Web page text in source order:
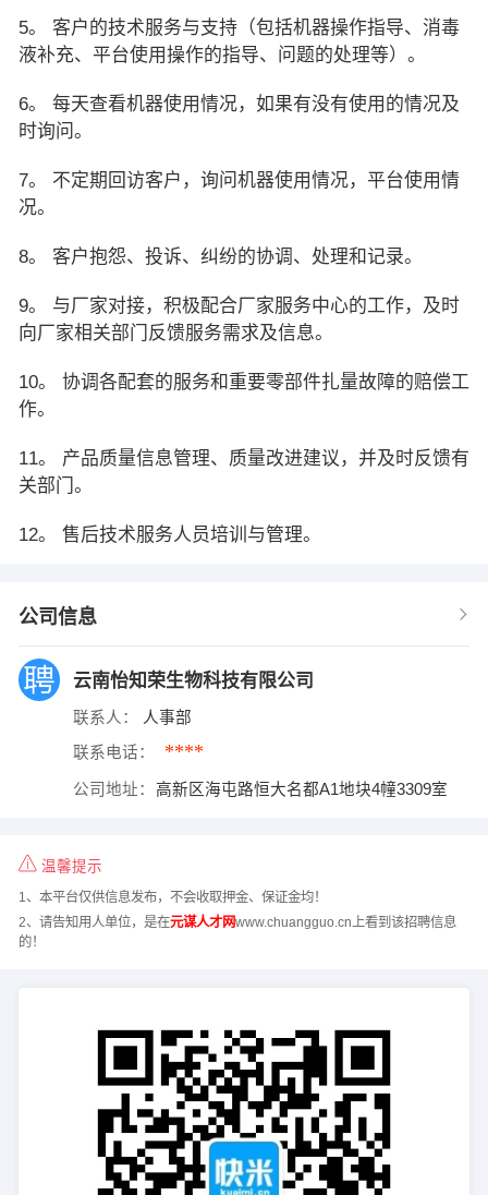
5。 客户的技术服务与支持（包括机器操作指导、消毒
液补充、平台使用操作的指导、问题的处理等）。
6。 每天查看机器使用情况，如果有没有使用的情况及
时询问。
7。 不定期回访客户，询问机器使用情况，平台使用情
况。
8。 客户抱怨、投诉、纠纷的协调、处理和记录。
9。 与厂家对接，积极配合厂家服务中心的工作，及时
向厂家相关部门反馈服务需求及信息。
10。 协调各配套的服务和重要零部件扎量故障的赔偿工
作。
11。 产品质量信息管理、质量改进建议，并及时反馈有
关部门。
12。 售后技术服务人员培训与管理。
公司信息
云南怡知荣生物科技有限公司
联系人： 人事部
联系电话： ****
公司地址： 高新区海屯路恒大名都A1地块4幢3309室
温馨提示
1、本平台仅供信息发布，不会收取押金、保证金均！
2、请告知用人单位，是在元谋人才网www.chuangguo.cn上看到该招聘信息
的！